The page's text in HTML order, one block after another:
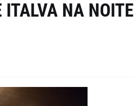
ITALVA NA NOITE